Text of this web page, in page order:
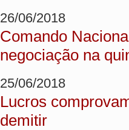
26/06/2018
Comando
negociação na
25/06/2018
Lucros
demitir